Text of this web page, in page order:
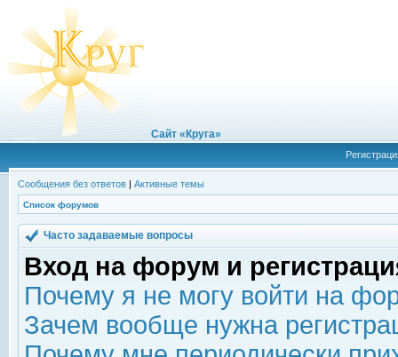
Сайт «Круга»
Сообщения без ответов | Активные темы
Список форумов
Часто задаваемые вопросы
Вход на форум и
Почему я не могу войти на
Зачем вообще нужна